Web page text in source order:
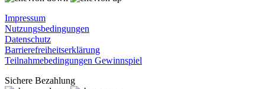
Impressum
Nutzungsbedingungen
Datenschutz
Barrierefreiheitserklärung
Teilnahmebedingungen Gewinnspiel
Sichere Bezahlung